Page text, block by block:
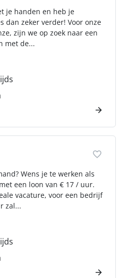
je handen en heb je
dan zeker verder! Voor onze
zijn we op zoek naar een
met de...
Wens je te werken als
een loon van € 17 / uur.
vacature, voor een bedrijf
zal...